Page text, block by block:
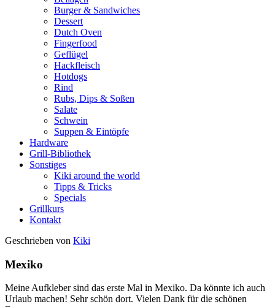
Burger & Sandwiches
Dessert
Dutch Oven
Fingerfood
Geflügel
Hackfleisch
Hotdogs
Rind
Rubs, Dips & Soßen
Salate
Schwein
Suppen & Eintöpfe
Hardware
Grill-Bibliothek
Sonstiges
Kiki around the world
Tipps & Tricks
Specials
Grillkurs
Kontakt
Geschrieben von Kiki
Mexiko
Meine Aufkleber sind das erste Mal in Mexiko. Da könnte ich auch
Urlaub machen! Sehr schön dort. Vielen Dank für die schönen